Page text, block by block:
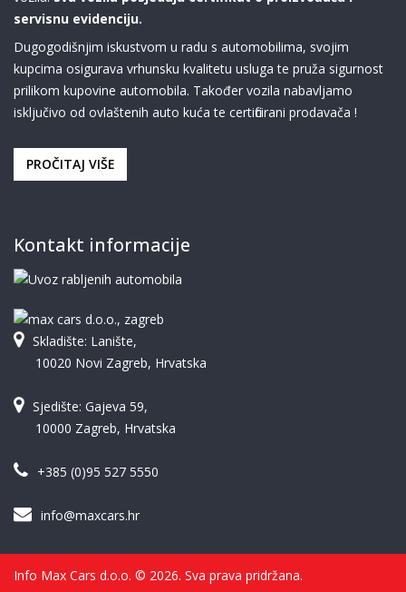
servisnu evidenciju.
Dugogodišnjim iskustvom u radu s automobilima, svojim
kupcima osigurava vrhunsku kvalitetu usluga te pruža sigurnost
prilikom kupovine automobila. Također vozila nabavljamo
isključivo od ovlaštenih auto kuća te certificirani prodavača !
PROČITAJ VIŠE
Kontakt informacije
Skladište: Lanište,
10020 Novi Zagreb, Hrvatska
Sjedište: Gajeva 59,
10000 Zagreb, Hrvatska
+385 (0)95 527 5550
info@maxcars.hr
Info Max Cars d.o.o. © 2026. Sva prava pridržana.